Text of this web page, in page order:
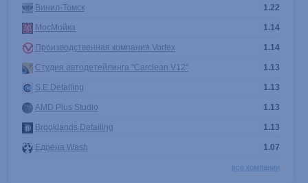
1.22
Винил-Томск
1.14
МосМойка
1.14
Производственная компания Vortex
1.13
Студия автодетейлинга "Carclean V12"
1.13
S.E.Detailing
1.13
AMD Plus Studio
1.13
Brooklands Detailing
1.07
Едрёна Wash
все компании